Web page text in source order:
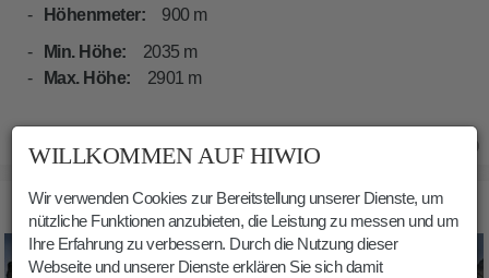
Höhenmeter:
900 m
Min. Höhe:
2035 m
Max. Höhe:
2901 m
BILDER HEILIGKREUZKOFEL WANDERUNG
WILLKOMMEN AUF HIWIO
Wir verwenden Cookies zur Bereitstellung unserer Dienste, um
nützliche Funktionen anzubieten, die Leistung zu messen und um
Ihre Erfahrung zu verbessern. Durch die Nutzung dieser
Webseite und unserer Dienste erklären Sie sich damit